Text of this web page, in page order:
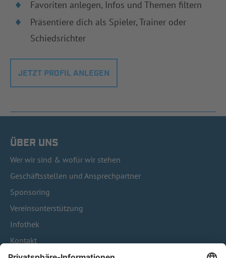
Favoriten anlegen, Infos und Themen filtern
Präsentiere dich als Spieler, Trainer oder
Schiedsrichter
JETZT PROFIL ANLEGEN
ÜBER UNS
Wer wir sind & wofür wir stehen
Geschäftsstellen und Ansprechpartner
Sponsoring
Vereinsunterstützung
Infothek
Kontakt